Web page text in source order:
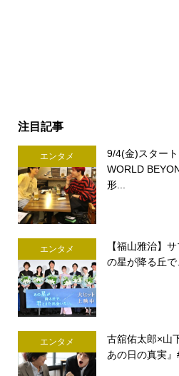
注目記事
エンタメ
9/4(金)スター
WORLD
形...
エンタメ
【福山雅治】
の星が降る丘で
エンタメ
古舘佑太郎×山
あの日の真実